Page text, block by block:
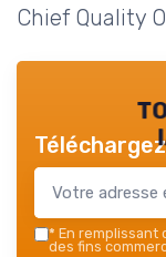
Chief Quality
* En remplissant
des fins